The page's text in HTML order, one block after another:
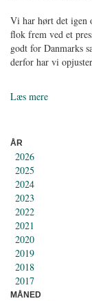
Vi har hørt det igen
flok frem ved et
godt for Danmarks
derfor har vi
Læs mere
ÅR
2026
2025
2024
2023
2022
2021
2020
2019
2018
2017
MÅNED